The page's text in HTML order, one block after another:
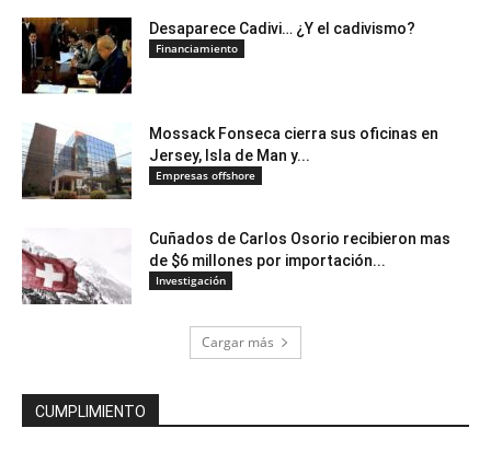
Desaparece Cadivi… ¿Y el cadivismo?
Financiamiento
Mossack Fonseca cierra sus oficinas en
Jersey, Isla de Man y...
Empresas offshore
Cuñados de Carlos Osorio recibieron mas
de $6 millones por importación...
Investigación
Cargar más
CUMPLIMIENTO